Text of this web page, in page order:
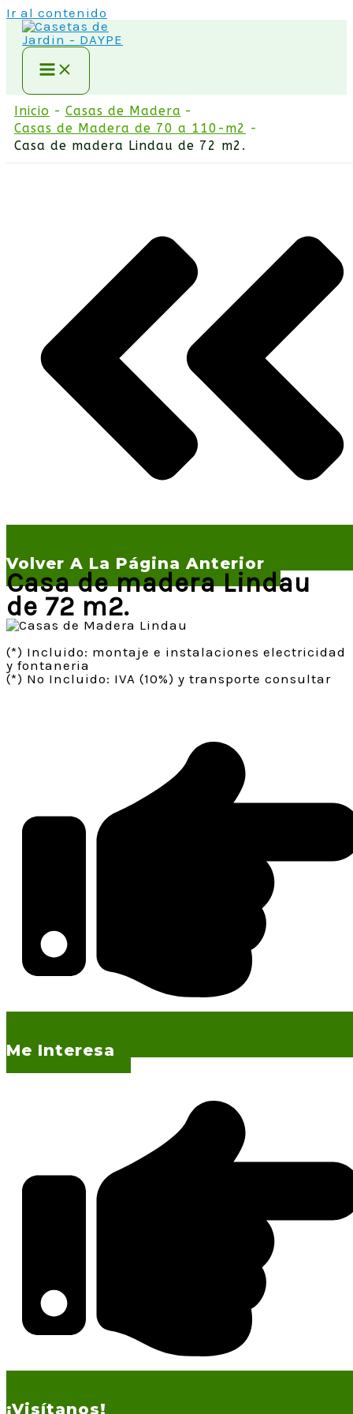
Ir al contenido
Inicio
Casas de Madera
Casas de Madera de 70 a 110-m2
Casa de madera Lindau de 72 m2.
Volver A La Página Anterior
Casa de madera Lindau
de 72 m2.
(*) Incluido: montaje e instalaciones electricidad
y fontaneria
(*) No Incluido: IVA (10%) y transporte consultar
Me Interesa
¡Visítanos!